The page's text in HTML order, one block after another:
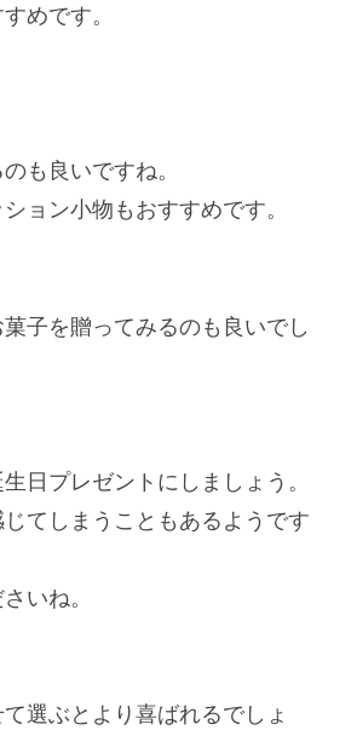
めです。
も良いですね。
ョン小物もおすすめです。
子を贈ってみるのも良いでし
日プレゼントにしましょう。
てしまうこともあるようです
いね。
選ぶとより喜ばれるでしょ